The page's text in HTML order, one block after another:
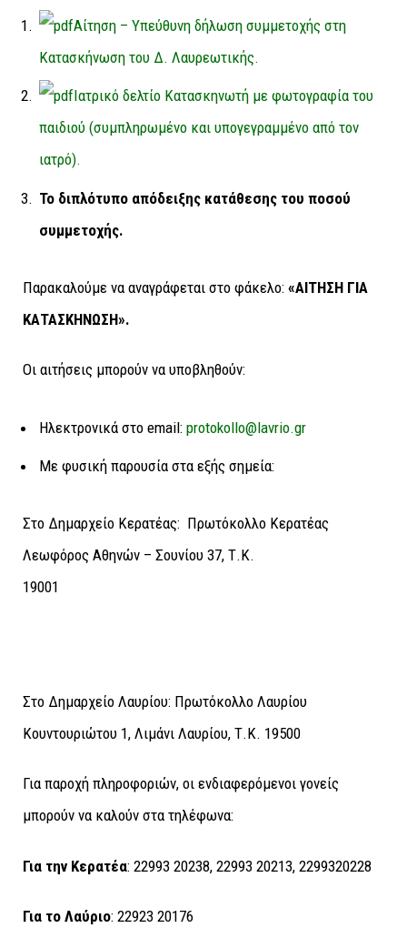
Αίτηση – Υπεύθυνη δήλωση συμμετοχής στη
Κατασκήνωση του Δ. Λαυρεωτικής.
Ιατρικό δελτίο Κατασκηνωτή με φωτογραφία του
παιδιού (συμπληρωμένο και υπογεγραμμένο από τον
ιατρό).
Το διπλότυπο απόδειξης κατάθεσης του ποσού
συμμετοχής.
Παρακαλούμε να αναγράφεται στο φάκελο: «ΑΙΤΗΣΗ ΓΙΑ
ΚΑΤΑΣΚΗΝΩΣΗ».
Οι αιτήσεις μπορούν να υποβληθούν:
Ηλεκτρονικά στο email: protokollo@lavrio.gr
Με φυσική παρουσία στα εξής σημεία:
Στο Δημαρχείο Κερατέας: Πρωτόκολλο Κερατέας
Λεωφόρος Αθηνών – Σουνίου 37, Τ.Κ.
19001
Στο Δημαρχείο Λαυρίου: Πρωτόκολλο Λαυρίου
Κουντουριώτου 1, Λιμάνι Λαυρίου, Τ.Κ. 19500
Για παροχή πληροφοριών, οι ενδιαφερόμενοι γονείς
μπορούν να καλούν στα τηλέφωνα:
Για την Κερατέα: 22993 20238, 22993 20213, 2299320228
Για το Λαύριο: 22923 20176